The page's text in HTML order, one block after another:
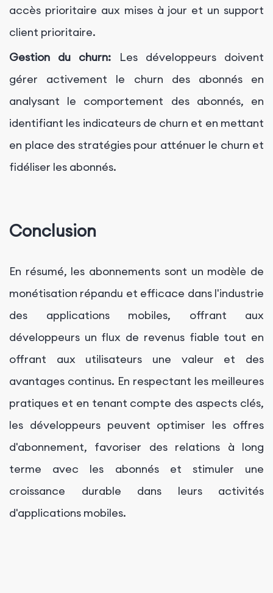
accès prioritaire aux mises à jour et un support
client prioritaire.
Gestion du churn: Les développeurs doivent
gérer activement le churn des abonnés en
analysant le comportement des abonnés, en
identifiant les indicateurs de churn et en mettant
en place des stratégies pour atténuer le churn et
fidéliser les abonnés.
Conclusion
En résumé, les abonnements sont un modèle de
monétisation répandu et efficace dans l'industrie
des applications mobiles, offrant aux
développeurs un flux de revenus fiable tout en
offrant aux utilisateurs une valeur et des
avantages continus. En respectant les meilleures
pratiques et en tenant compte des aspects clés,
les développeurs peuvent optimiser les offres
d'abonnement, favoriser des relations à long
terme avec les abonnés et stimuler une
croissance durable dans leurs activités
d'applications mobiles.